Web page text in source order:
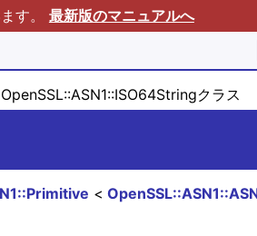
す。 最新版のマニュアルへ
OpenSSL::ASN1::ISO64Stringクラス